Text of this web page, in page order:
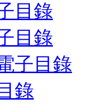
目錄
目錄
子目錄
錄